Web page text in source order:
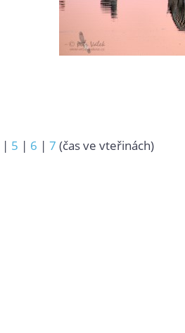
| 5 | 6 | 7 (čas ve vteřinách)